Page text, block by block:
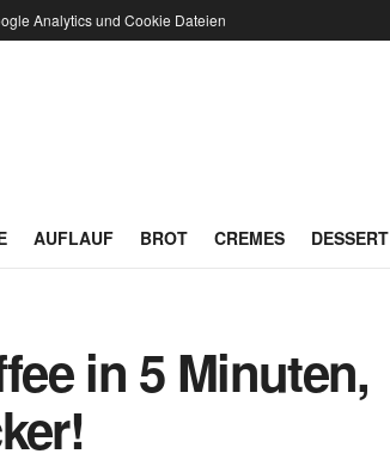
Analytics und Cookie Dateien
AUFLAUF BROT CREMES DESSERT
in 5 Minuten,